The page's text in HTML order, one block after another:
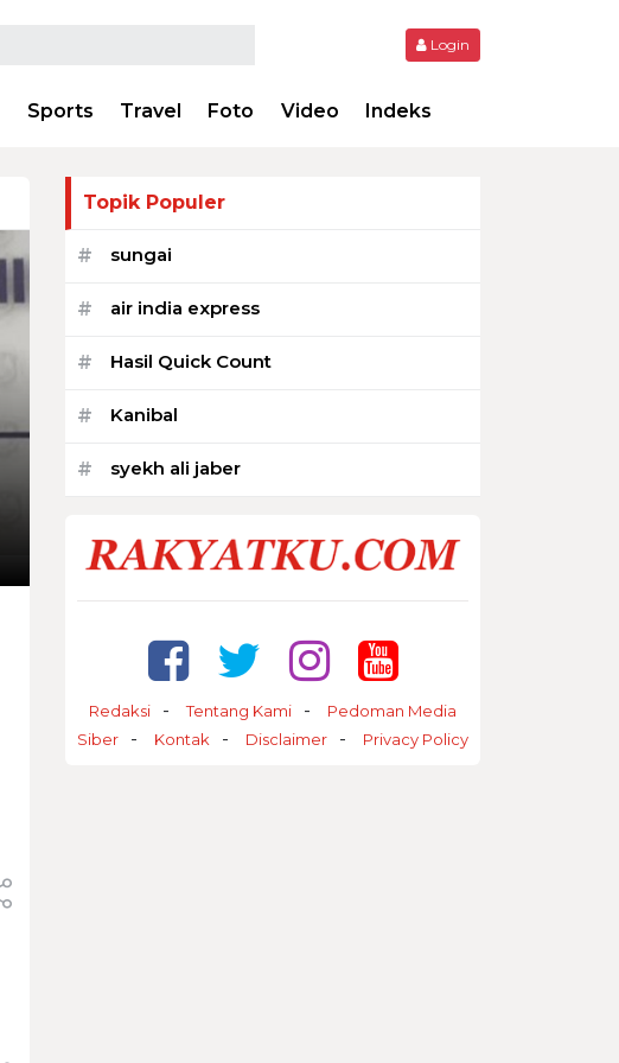
Login
Sports Travel Foto Video Indeks
Topik Populer
# sungai
# air india express
# Hasil Quick Count
# Kanibal
# syekh ali jaber
Redaksi Tentang Kami
Pedoman Media
Siber
Kontak Disclaimer Privacy Policy